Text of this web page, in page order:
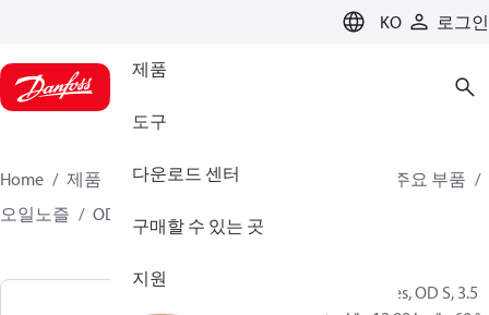
KO 로그인
제품
도구
다운로드 센터
구매할 수 있는 곳
지원
Home 제품 클라이미트 솔루션스 - 히팅
버너 주요 부품
오일노즐
OD B / OD H / OD S 030F6142
Oil Nozzles, OD S, 3.5